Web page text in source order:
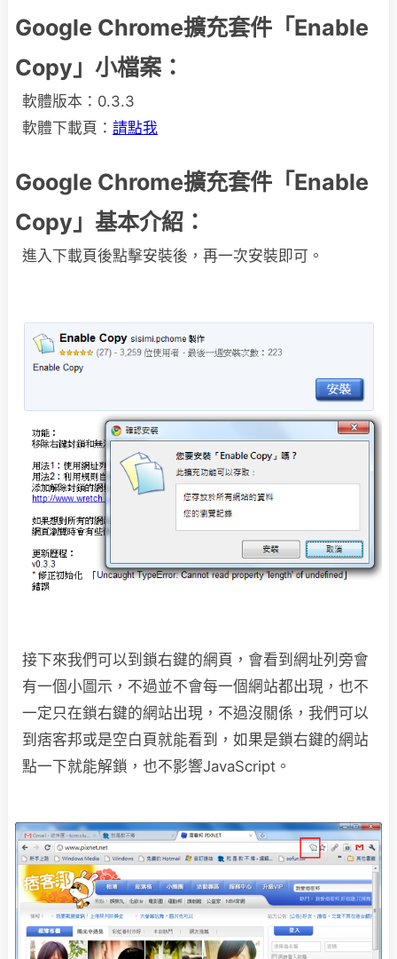
Google Chrome擴充套件「Enable
Copy」小檔案：
軟體版本：0.3.3
軟體下載頁： 請點我
Google Chrome擴充套件「Enable
Copy」基本介紹：
進入下載頁後點擊安裝後，再一次安裝即可。
接下來我們可以到鎖右鍵的網頁，會看到網址列旁會
有一個小圖示，不過並不會每一個網站都出現，也不
一定只在鎖右鍵的網站出現，不過沒關係，我們可以
到痞客邦或是空白頁就能看到，如果是鎖右鍵的網站
點一下就能解鎖，也不影響JavaScript。